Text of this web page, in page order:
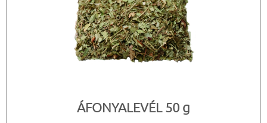
ÁFONYALEVÉL 50 g